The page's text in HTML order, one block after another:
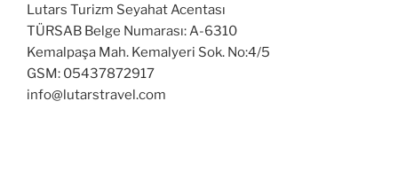
Lutars Turizm Seyahat Acentası
TÜRSAB Belge Numarası: A-6310
Kemalpaşa Mah. Kemalyeri Sok. No:4/5
GSM: 05437872917
info@lutarstravel.com